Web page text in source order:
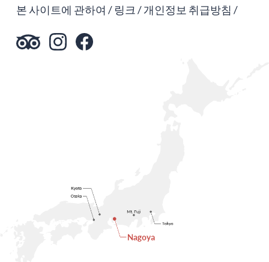
본 사이트에 관하여 링크 개인정보 취급방침